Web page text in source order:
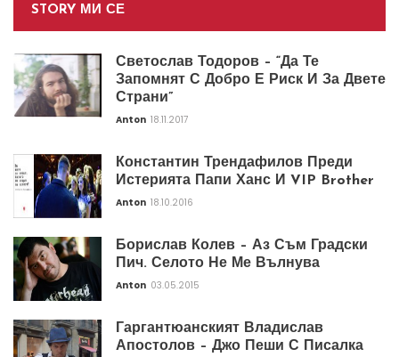
STORY МИ СЕ
Светослав Тодоров – “Да Те
Запомнят С Добро Е Риск И За Двете
Страни”
Anton 18.11.2017
Константин Трендафилов Преди
Истерията Папи Ханс И VIP Brother
Anton 18.10.2016
Борислав Колев – Аз Съм Градски
Пич. Селото Не Ме Вълнува
Anton 03.05.2015
Гаргантюанският Владислав
Апостолов – Джо Пеши С Писалка